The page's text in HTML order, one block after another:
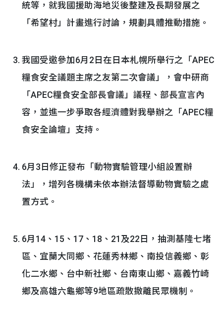
統等，就我國援助海地災後整建及長期發展之
「希望村」計畫進行討論，規劃具體推動措施。
我國受邀參加6月2日在日本札幌所舉行之「APEC
糧食安全議題主席之友第二次會議」，會中研商
「APEC糧食安全部長會議」議程、部長宣言內
容，並進一步爭取各經濟體對我舉辦之「APEC糧
食安全論壇」支持。
6月3日修正發布「動物實驗管理小組設置辦
法」，增列各機構未依本辦法督導動物實驗之處
置方式。
6月14、15、17、18、21及22日，抽測基隆七堵
區、宜蘭大同鄉、花蓮秀林鄉、南投信義鄉、彰
化二水鄉、台中新社鄉、台南東山鄉、嘉義竹崎
鄉及高雄六龜鄉等9地區疏散撤離民眾機制。